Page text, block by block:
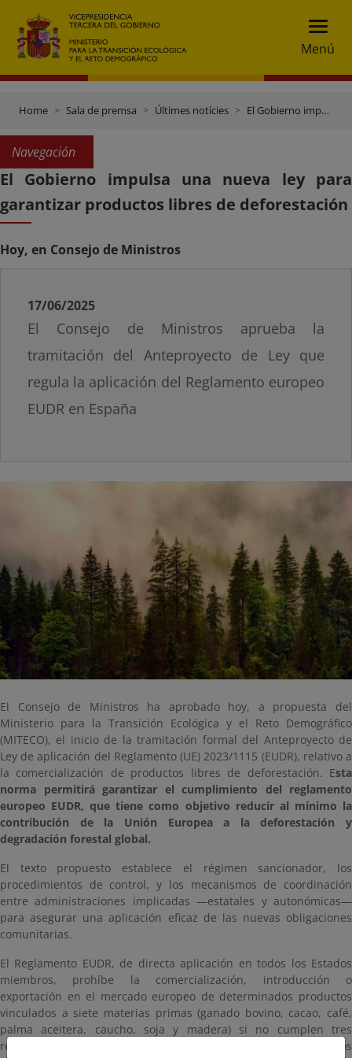
Menú
Home Sala de premsa Últimes notícies El Gobierno impulsa una nueva ley para garantizar productos libres de deforestación
Navegación
El Gobierno impulsa una nueva ley para
garantizar productos libres de deforestación
Hoy, en Consejo de Ministros
17/06/2025
El Consejo de Ministros aprueba la
tramitación del Anteproyecto de Ley que
regula la aplicación del Reglamento europeo
EUDR en España
El Consejo de Ministros ha aprobado hoy, a propuesta del
Ministerio para la Transición Ecológica y el Reto Demográfico
(MITECO), el inicio de la tramitación formal del Anteproyecto de
Ley de aplicación del Reglamento (UE) 2023/1115 (EUDR), relativo a
la comercialización de productos libres de deforestación. Esta
norma permitirá garantizar el cumplimiento del reglamento
europeo EUDR, que tiene como objetivo reducir al mínimo la
contribución de la Unión Europea a la deforestación y
degradación forestal global.
El texto propuesto establece el régimen sancionador, los
procedimientos de control, y los mecanismos de coordinación
entre administraciones implicadas —estatales y autonómicas—
para asegurar una aplicación eficaz de las nuevas obligaciones
comunitarias.
El Reglamento EUDR, de directa aplicación en todos los Estados
miembros, prohíbe la comercialización, introducción o
exportación en el mercado europeo de determinados productos
vinculados a siete materias primas (ganado bovino, cacao, café,
palma aceitera, caucho, soja y madera) si no cumplen tres
requisitos: estar libres de deforestación, haber sido producidos